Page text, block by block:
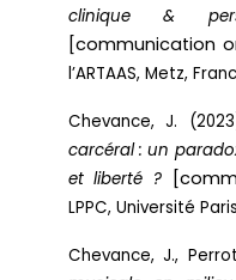
clinique &
[communication
l’ARTAAS, Metz,
Chevance, J.
carcéral : un
et liberté ?
LPPC, Université
Chevance, J.,